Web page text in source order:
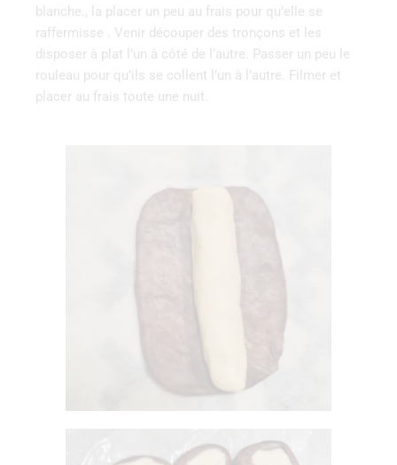
blanche., la placer un peu au frais pour qu’elle se
raffermisse . Venir découper des tronçons et les
disposer à plat l’un à côté de l’autre. Passer un peu le
rouleau pour qu’ils se collent l’un à l’autre. Filmer et
placer au frais toute une nuit.